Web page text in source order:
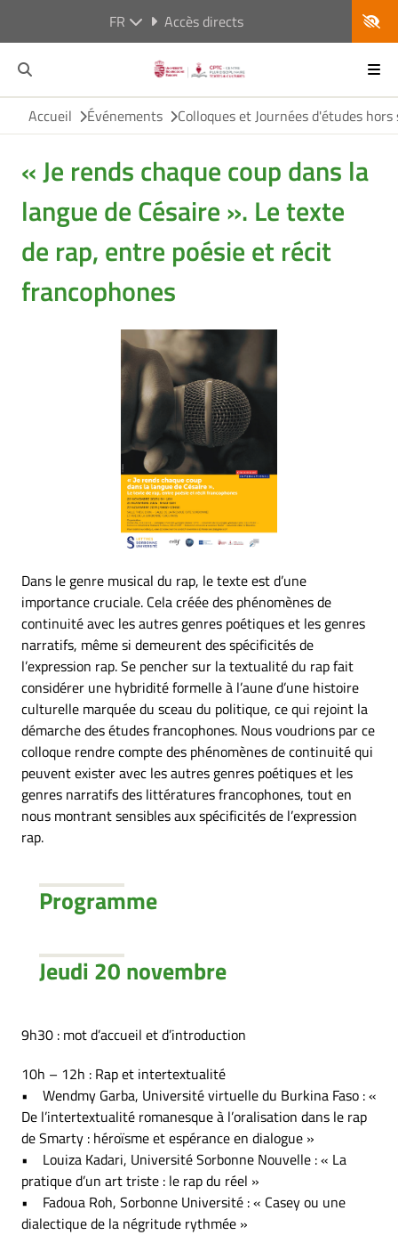
FR Accès directs
Accueil Événements Colloques et Journées d'études
« Je rends chaque coup dans la
langue de Césaire ». Le texte
de rap, entre poésie et récit
francophones
Dans le genre musical du rap, le texte est d’une
importance cruciale. Cela créée des phénomènes de
continuité avec les autres genres poétiques et les genres
narratifs, même si demeurent des spécificités de
l’expression rap. Se pencher sur la textualité du rap fait
considérer une hybridité formelle à l’aune d’une histoire
culturelle marquée du sceau du politique, ce qui rejoint la
démarche des études francophones. Nous voudrions par ce
colloque rendre compte des phénomènes de continuité qui
peuvent exister avec les autres genres poétiques et les
genres narratifs des littératures francophones, tout en
nous montrant sensibles aux spécificités de l’expression
rap.
Programme
Jeudi 20 novembre
9h30 : mot d’accueil et d’introduction
10h – 12h : Rap et intertextualité
• Wendmy Garba, Université virtuelle du Burkina Faso : «
De l’intertextualité romanesque à l’oralisation dans le rap
de Smarty : héroïsme et espérance en dialogue »
• Louiza Kadari, Université Sorbonne Nouvelle : « La
pratique d’un art triste : le rap du réel »
• Fadoua Roh, Sorbonne Université : « Casey ou une
dialectique de la négritude rythmée »